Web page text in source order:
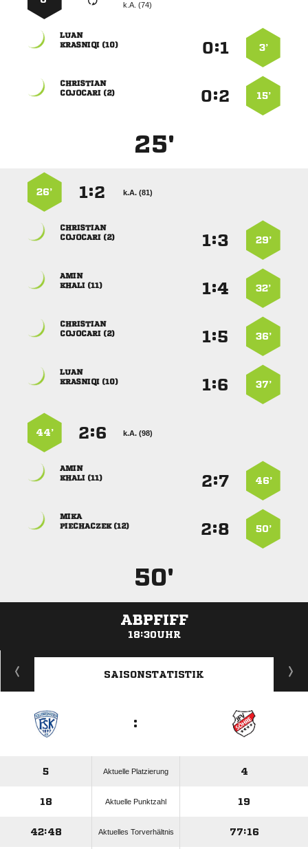
k.A. (74)
3’
:

 
15’
:

 
25'
k.A. (81)
:
26’
29’
:

 
32’
:

 
36’
:

 
37’
:

 
k.A. (98)
:
44’
46’
:

 
50’
:

 
50'
ABPFIFF
18:30UHR
ANZEIGE
SAISONSTATISTIK
:
5 Aktuelle Platzierung 4
18 Aktuelle Punktzahl 19
42:48 Aktuelles Torverhältnis 77:16